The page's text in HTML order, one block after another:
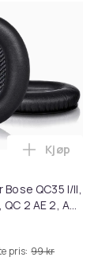
og
/ LR54 /
QC35 I/II,
QC 2 AE 2, AE
pris: 99 kr
Legg
Kjøp